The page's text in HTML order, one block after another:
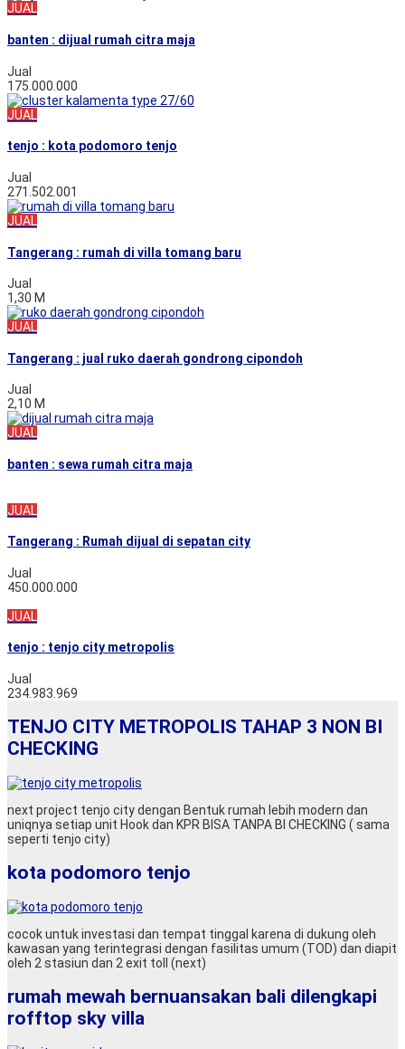
JUAL
banten : dijual rumah citra maja
Jual
175.000.000
JUAL
tenjo : kota podomoro tenjo
Jual
271.502.001
JUAL
Tangerang : rumah di villa tomang baru
Jual
1,30 M
JUAL
Tangerang : jual ruko daerah gondrong cipondoh
Jual
2,10 M
JUAL
banten : sewa rumah citra maja
JUAL
Tangerang : Rumah dijual di sepatan city
Jual
450.000.000
JUAL
tenjo : tenjo city metropolis
Jual
234.983.969
TENJO CITY METROPOLIS TAHAP 3 NON BI
CHECKING
next project tenjo city dengan Bentuk rumah lebih modern dan
uniqnya setiap unit Hook dan KPR BISA TANPA BI CHECKING ( sama
seperti tenjo city)
kota podomoro tenjo
cocok untuk investasi dan tempat tinggal karena di dukung oleh
kawasan yang terintegrasi dengan fasilitas umum (TOD) dan diapit
oleh 2 stasiun dan 2 exit toll (next)
rumah mewah bernuansakan bali dilengkapi
rofftop sky villa